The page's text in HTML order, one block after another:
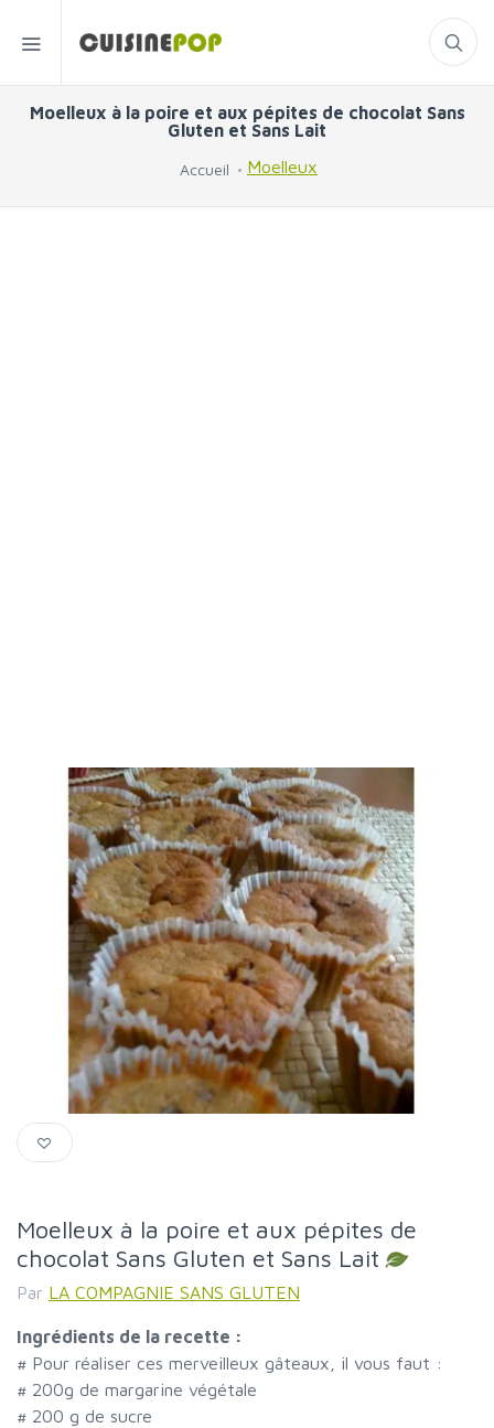
Moelleux à la poire et aux pépites de chocolat Sans
Gluten et Sans Lait
Accueil Moelleux
Moelleux à la poire et aux pépites de
chocolat Sans Gluten et Sans Lait
Par LA COMPAGNIE SANS GLUTEN
Ingrédients de la recette :
# Pour réaliser ces merveilleux gâteaux, il vous faut :
# 200g de margarine végétale
# 200 g de sucre